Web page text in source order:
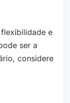
flexibilidade e
ser a
considere